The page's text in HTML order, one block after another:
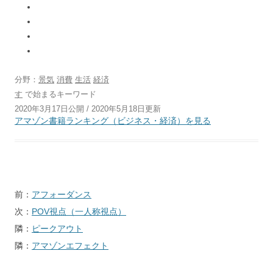
分野： 景気 消費 生活 経済
す で始まるキーワード
2020年3月17日公開 / 2020年5月18日更新
アマゾン書籍ランキング（ビジネス・経済）を見る
投
稿
ナ
ビ
前： アフォーダンス
次： POV視点（一人称視点）
隣： ピークアウト
隣： アマゾンエフェクト